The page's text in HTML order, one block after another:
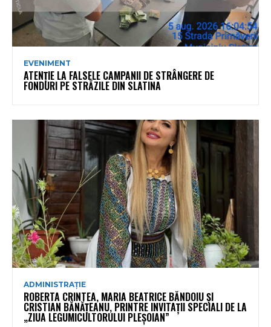
EVENIMENT
ATENȚIE LA FALSELE CAMPANII DE STRÂNGERE DE
FONDURI PE STRĂZILE DIN SLATINA
ADMINISTRAȚIE
ROBERTA CRINTEA, MARIA BEATRICE BĂNDOIU ȘI
CRISTIAN BĂNĂȚEANU, PRINTRE INVITAȚII SPECIALI DE LA
„ZIUA LEGUMICULTORULUI PLEȘOIAN”